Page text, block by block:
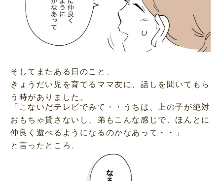
そしてまたある日のこと、
きょうだい児を育てるママ友に、話しを聞いてもら
う時がありました。
「こないだテレビでみて・・うちは、上の子が絶対
おもちゃ貸さないし、弟もこんな感じで、ほんとに
仲良く遊べるようになるのかなあって・・」
と言ったところ、